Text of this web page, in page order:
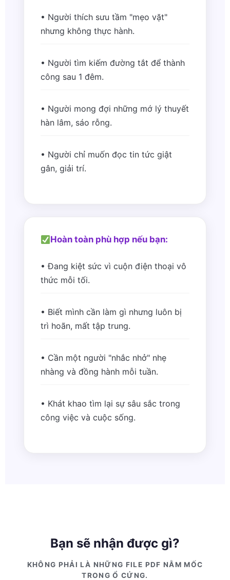
• Người thích sưu tầm "mẹo vặt"
nhưng không thực hành.
• Người tìm kiếm đường tắt để thành
công sau 1 đêm.
• Người mong đợi những mớ lý thuyết
hàn lâm, sáo rỗng.
• Người chỉ muốn đọc tin tức giật
gân, giải trí.
Hoàn toàn phù hợp nếu bạn:
• Đang kiệt sức vì cuộn điện thoại vô
thức mỗi tối.
• Biết mình cần làm gì nhưng luôn bị
trì hoãn, mất tập trung.
• Cần một người "nhắc nhở" nhẹ
nhàng và đồng hành mỗi tuần.
• Khát khao tìm lại sự sâu sắc trong
công việc và cuộc sống.
Bạn sẽ nhận được gì?
KHÔNG PHẢI LÀ NHỮNG FILE PDF NẰM MỐC
TRONG Ổ CỨNG.